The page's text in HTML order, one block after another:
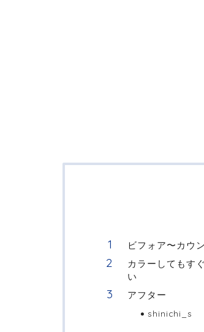
ビフォア〜カウ
カラーしてもす
い
アフター
shinichi_s